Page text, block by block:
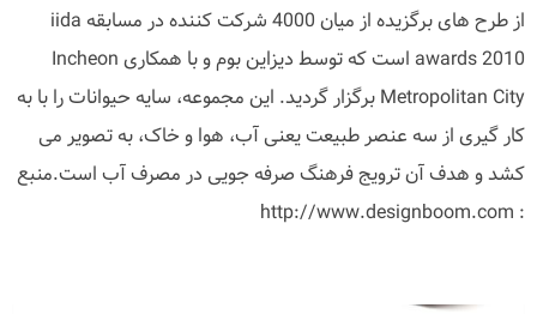
از طرح های برگزیده از میان 4000 شرکت کننده در مسابقه iida
awards 2010 است که توسط دیزاین بوم و با همکاری Incheon
Metropolitan City برگزار گردید. این مجموعه، سایه حیوانات را با به
کار گیری از سه عنصر طبیعت یعنی آب، هوا و خاک، به تصویر می
کشد و هدف آن ترویج فرهنگ صرفه جویی در مصرف آب است.منبع
: http://www.designboom.com